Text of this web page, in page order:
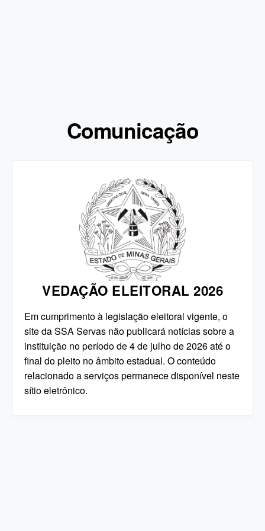
Comunicação
VEDAÇÃO ELEITORAL 2026
Em cumprimento à legislação eleitoral vigente, o
site da SSA Servas não publicará notícias sobre a
instituição no período de 4 de julho de 2026 até o
final do pleito no âmbito estadual. O conteúdo
relacionado a serviços permanece disponível neste
sítio eletrônico.